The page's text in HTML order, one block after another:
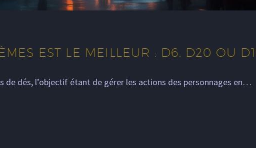
EST LE MEILLEUR : D6, D20 OU
dés, l’objectif étant de gérer les actions des personnages en…